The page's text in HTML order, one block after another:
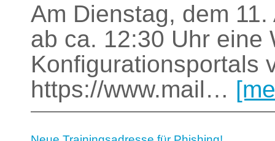
Am Dienstag, dem
ab ca. 12:30 Uhr eine
Konfigurationsportals
https://www.mail…